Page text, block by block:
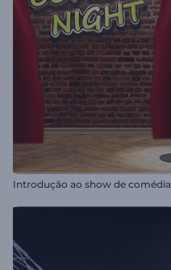
Introdução ao show de comédia